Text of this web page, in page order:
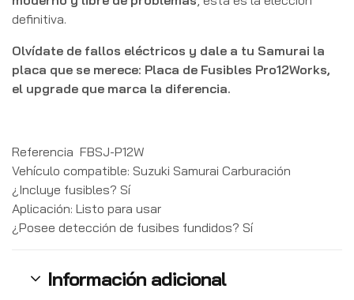
definitiva.
Olvídate de fallos eléctricos y dale a tu Samurai la
placa que se merece: Placa de Fusibles Pro12Works,
el upgrade que marca la diferencia.
Referencia FBSJ-P12W
Vehículo compatible: Suzuki Samurai Carburación
¿Incluye fusibles? Sí
Aplicación: Listo para usar
¿Posee detección de fusibes fundidos? Sí
Información adicional